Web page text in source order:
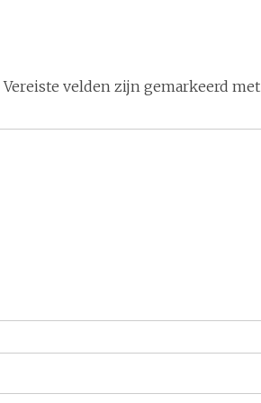
Vereiste velden zijn gemarkeerd met